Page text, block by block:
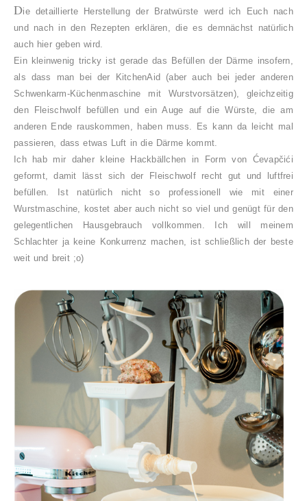
Die detaillierte Herstellung der Bratwürste werd ich Euch nach
und nach in den Rezepten erklären, die es demnächst natürlich
auch hier geben wird.
Ein kleinwenig tricky ist gerade das Befüllen der Därme insofern,
als dass man bei der KitchenAid (aber auch bei jeder anderen
Schwenkarm-Küchenmaschine mit Wurstvorsätzen), gleichzeitig
den Fleischwolf befüllen und ein Auge auf die Würste, die am
anderen Ende rauskommen, haben muss. Es kann da leicht mal
passieren, dass etwas Luft in die Därme kommt.
Ich hab mir daher kleine Hackbällchen in Form von Ćevapčići
geformt, damit lässt sich der Fleischwolf recht gut und luftfrei
befüllen. Ist natürlich nicht so professionell wie mit einer
Wurstmaschine, kostet aber auch nicht so viel und genügt für den
gelegentlichen Hausgebrauch vollkommen. Ich will meinem
Schlachter ja keine Konkurrenz machen, ist schließlich der beste
weit und breit ;o)